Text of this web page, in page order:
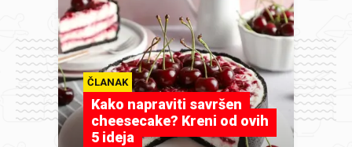
ČLANAK
Kako napraviti savršen
cheesecake? Kreni od ovih
5 ideja